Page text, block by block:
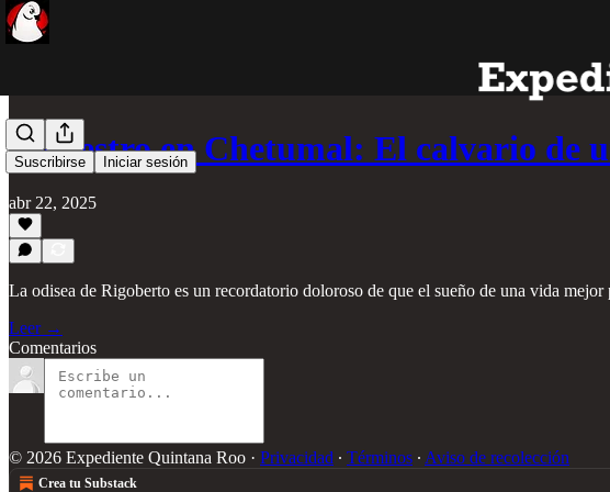
Suscribirse Iniciar sesión
Secuestro en Chetumal: El calvario de
abr 22, 2025
La odisea de Rigoberto es un recordatorio doloroso de que el sueño de una vida
Leer →
Comentarios
© 2026 Expediente Quintana Roo · Privacidad ∙ Términos ∙ Aviso de recolección
Crea tu Substack